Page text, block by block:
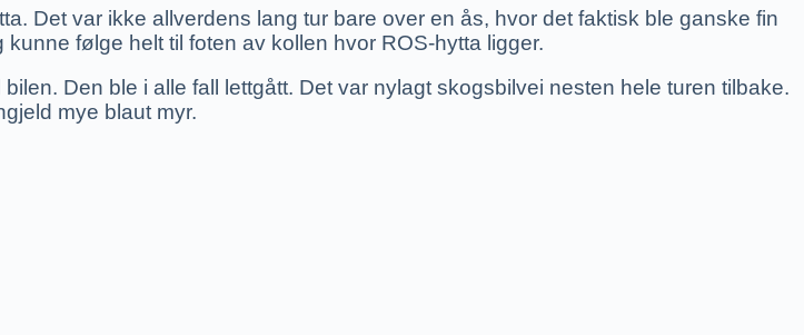
Det var ikke allverdens lang tur bare over en ås, hvor det faktisk ble ganske fin
følge helt til foten av kollen hvor ROS-hytta ligger.
Den ble i alle fall lettgått. Det var nylagt skogsbilvei nesten hele turen tilbake.
mye blaut myr.